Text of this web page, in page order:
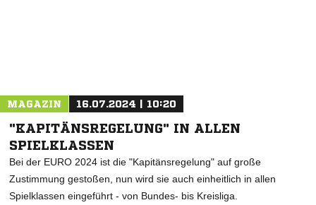
MAGAZIN 16.07.2024 | 10:20
"KAPITÄNSREGELUNG" IN ALLEN
SPIELKLASSEN
Bei der EURO 2024 ist die "Kapitänsregelung" auf große
Zustimmung gestoßen, nun wird sie auch einheitlich in allen
Spielklassen eingeführt - von Bundes- bis Kreisliga.